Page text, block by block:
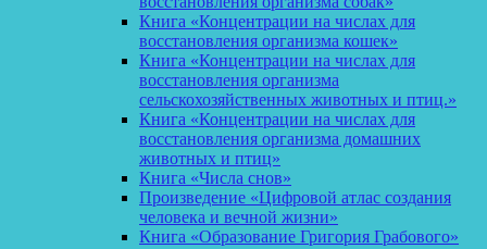
Книга «Концентрации на числах для
восстановления организма кошек»
Книга «Концентрации на числах для
восстановления организма
сельскохозяйственных животных и птиц.»
Книга «Концентрации на числах для
восстановления организма домашних
животных и птиц»
Книга «Числа снов»
Произведение «Цифровой атлас создания
человека и вечной жизни»
Книга «Образование Григория Грабового»